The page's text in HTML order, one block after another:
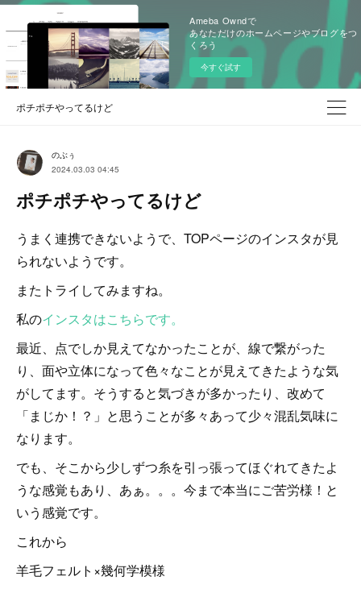
Ameba Owndで
あなただけのホームページやブログをつ
くろう
今すぐ試す
ポチポチやってるけど
のぶぅ
2024.03.03 04:45
ポチポチやってるけど
うまく連携できないようで、TOPページのインスタが見
られないようです。
またトライしてみますね。
私のインスタはこちらです。
最近、点でしか見えてなかったことが、線で繋がった
り、面や立体になって色々なことが見えてきたような気
がしてます。そうすると気づきが多かったり、改めて
「まじか！？」と思うことが多々あって少々混乱気味に
なります。
でも、そこから少しずつ糸を引っ張ってほぐれてきたよ
うな感覚もあり、あぁ。。。今まで本当にご苦労様！と
いう感覚です。
これから
羊毛フェルト×幾何学模様